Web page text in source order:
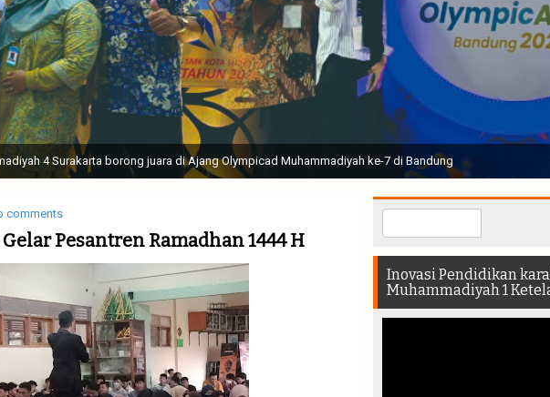
Perguruan Muhammadiyah ( TSPM ) di Stadion Manahan Solo || Ir. H. Joko Widodo selaku Presiden RI
bendera dan tari memukau seluruh Muktamar dan Muktamirin yang hadir di dalam stadion
comments
Pesantren Ramadhan 1444 H
Inovasi Pendidikan
Muhammadiyah 1